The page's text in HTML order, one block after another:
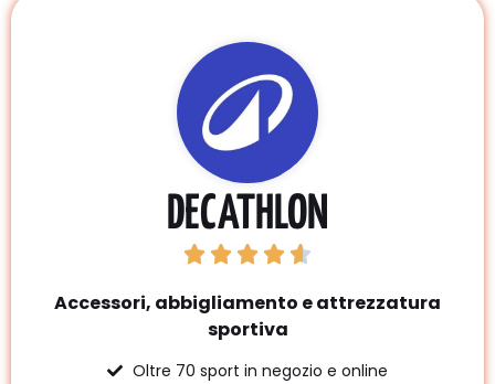
DECATHLON
Accessori, abbigliamento e attrezzatura
sportiva
Oltre 70 sport in negozio e online